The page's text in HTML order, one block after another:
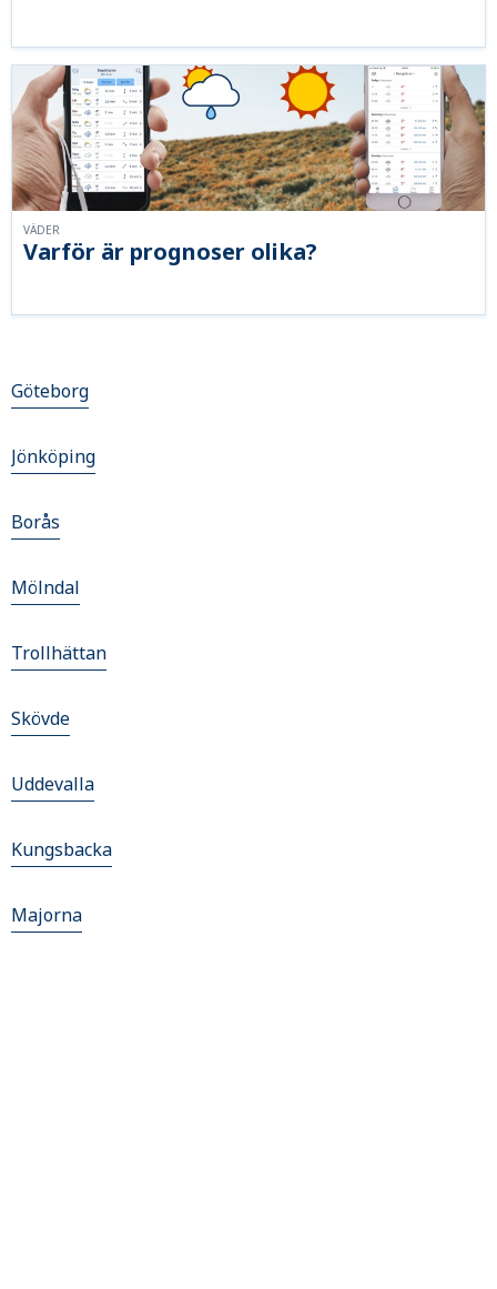
Varför är prognoser olika?
VÄDER
Göteborg
Jönköping
Borås
Mölndal
Trollhättan
Skövde
Uddevalla
Kungsbacka
Majorna